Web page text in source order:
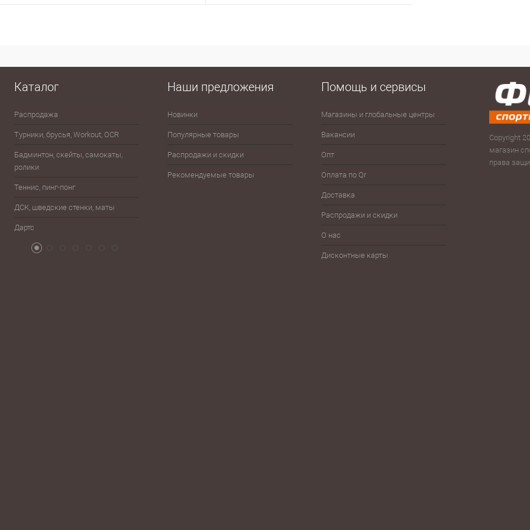
Каталог
Распродажа
Турники, брусья, Workout, OCR
Бадминтон, скейты, самокаты,
ролики
Теннис, пинг-понг
ДСК, шведские стенки, маты
Дартс
Эспандеры
Шахматы, шашки, лото, домино,
Зима
Спортпит, бутылки, шейкеры
Наши предложения
Новинки
Популярные товары
Распродажи и скидки
Рекомендуемые товары
Помощь и сервисы
Магазины и глобальные центры
Вакансии
Опт
Оплата по Qr
Доставка
Распродажи и скидки
О нас
Дисконтные карты
Copyright
магазин
права